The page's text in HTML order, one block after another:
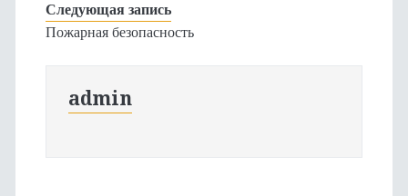
Следующая запись
Пожарная безопасность
admin